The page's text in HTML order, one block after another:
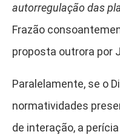
autorregulação das
Frazão
proposta outrora por
Paralelamente, se o
normatividades
de interação, a